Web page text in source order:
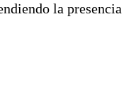
la presencia